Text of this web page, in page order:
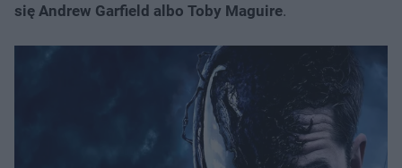
się Andrew Garfield albo Toby Maguire.